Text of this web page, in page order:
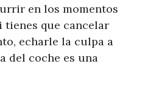
en los momentos
tienes que cancelar
echarle la culpa a
del coche es una